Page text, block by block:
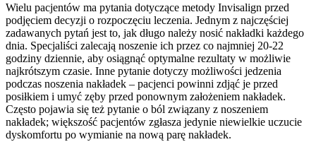
Wielu pacjentów ma pytania dotyczące metody Invisalign przed
podjęciem decyzji o rozpoczęciu leczenia. Jednym z najczęściej
zadawanych pytań jest to, jak długo należy nosić nakładki każdego
dnia. Specjaliści zalecają noszenie ich przez co najmniej 20-22
godziny dziennie, aby osiągnąć optymalne rezultaty w możliwie
najkrótszym czasie. Inne pytanie dotyczy możliwości jedzenia
podczas noszenia nakładek – pacjenci powinni zdjąć je przed
posiłkiem i umyć zęby przed ponownym założeniem nakładek.
Często pojawia się też pytanie o ból związany z noszeniem
nakładek; większość pacjentów zgłasza jedynie niewielkie uczucie
dyskomfortu po wymianie na nową parę nakładek.